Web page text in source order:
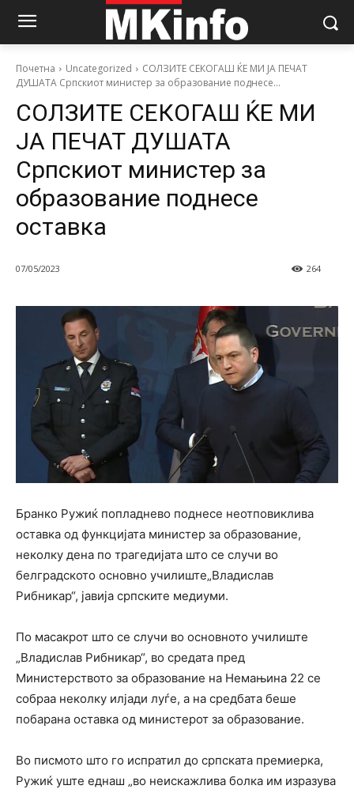
Почетна Uncategorized
СОЛЗИТЕ СЕКОГАШ ЌЕ МИ ЈА ПЕЧАТ
ДУШАТА Српскиот министер за образование поднесе...
СОЛЗИТЕ СЕКОГАШ ЌЕ МИ
ЈА ПЕЧАТ ДУШАТА
Српскиот министер за
образование поднесе
оставка
07/05/2023 264
Бранко Ружиќ попладнево поднесе неотповиклива
оставка од функцијата министер за образование,
неколку дена по трагедијата што се случи во
белградското основно училиште„Владислав
Рибникар“, јавија српските медиуми.
По масакрот што се случи во основното училиште
„Владислав Рибникар“, во средата пред
Министерството за образование на Немањина 22 се
собраа неколку илјади луѓе, а на средбата беше
побарана оставка од министерот за образование.
Во писмото што го испратил до српската премиерка,
Ружиќ уште еднаш „во неискажлива болка им изразува